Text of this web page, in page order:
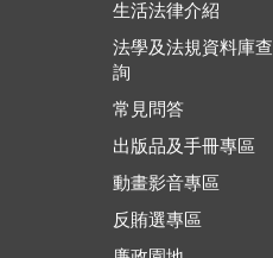
生活法律介紹
法學及法規資料庫查
詢
常見問答
出版品及手冊專區
動畫影音專區
反賄選專區